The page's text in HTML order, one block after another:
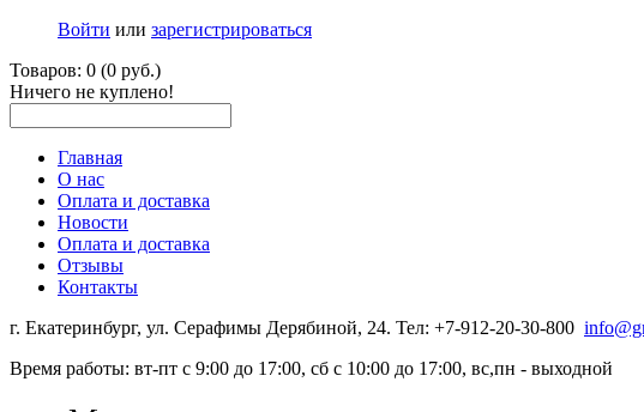
Войти или зарегистрироваться
Товаров: 0 (0 руб.)
Ничего не куплено!
Главная
О нас
Оплата и доставка
Новости
Оплата и доставка
Отзывы
Контакты
г. Екатеринбург, ул. Серафимы Дерябиной, 24. Тел: +7-912-20-30-800
Время работы: вт-пт с 9:00 до 17:00, сб с 10:00 до 17:00, вс,пн - выходной